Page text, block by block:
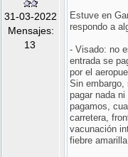
31-03-2022
Mensajes:
13
Estuve en
respondo a
- Visado: no
entrada se
por el
Sin embargo,
pagar nada
pagamos,
carretera,
vacunación
fiebre